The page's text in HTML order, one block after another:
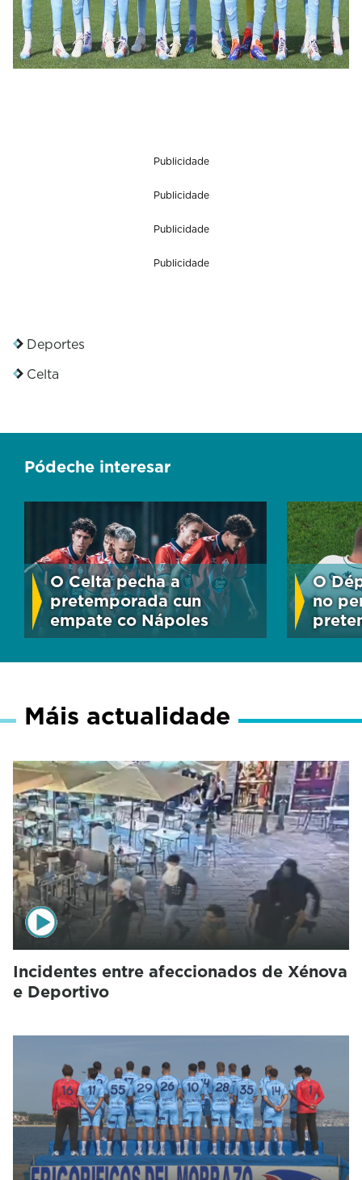
Publicidade
Publicidade
Publicidade
Publicidade
Deportes
Celta
Pódeche interesar
O Celta pecha a
pretemporada cun
empate co Nápoles
O
no
Máis actualidade
Incidentes entre afeccionados de Xénova
e Deportivo